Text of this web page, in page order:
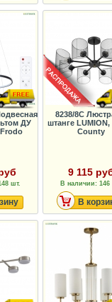
ДУ
шт.
8238/8C
штанге
County
9 115
В наличии: 146
В